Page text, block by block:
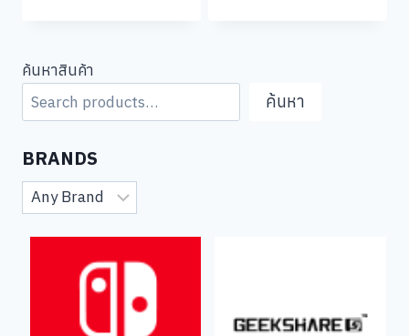
ค้นหาสินค้า
ค้นหา
BRANDS